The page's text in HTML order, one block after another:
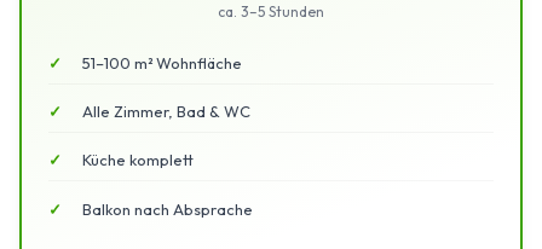
ca. 3–5 Stunden
51–100 m² Wohnfläche
Alle Zimmer, Bad & WC
Küche komplett
Balkon nach Absprache